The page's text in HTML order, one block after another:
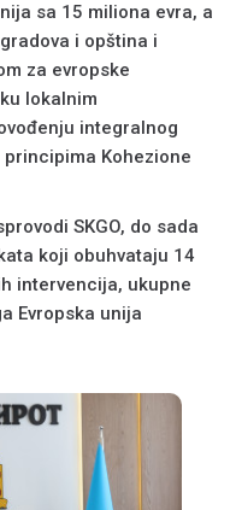
sa 15 miliona evra, a
i opština i
za evropske
lokalnim
integralnog
Kohezione
SKGO, do sada
koji obuhvataju 14
intervencija, ukupne
Evropska unija